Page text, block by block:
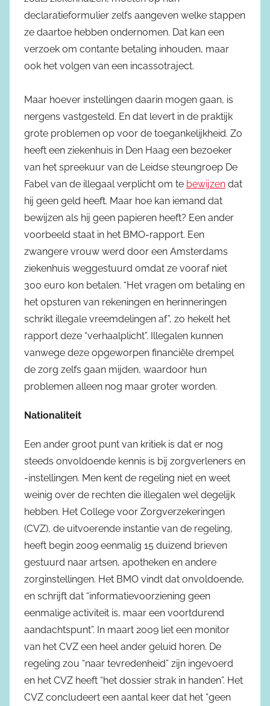
declaratieformulier zelfs aangeven welke stappen
ze daartoe hebben ondernomen. Dat kan een
verzoek om contante betaling inhouden, maar
ook het volgen van een incassotraject.
Maar hoever instellingen daarin mogen gaan, is
nergens vastgesteld. En dat levert in de praktijk
grote problemen op voor de toegankelijkheid. Zo
heeft een ziekenhuis in Den Haag een bezoeker
van het spreekuur van de Leidse steungroep De
Fabel van de illegaal verplicht om te bewijzen dat
hij geen geld heeft. Maar hoe kan iemand dat
bewijzen als hij geen papieren heeft? Een ander
voorbeeld staat in het BMO-rapport. Een
zwangere vrouw werd door een Amsterdams
ziekenhuis weggestuurd omdat ze vooraf niet
300 euro kon betalen. “Het vragen om betaling en
het opsturen van rekeningen en herinneringen
schrikt illegale vreemdelingen af”, zo hekelt het
rapport deze “verhaalplicht”. Illegalen kunnen
vanwege deze opgeworpen financiële drempel
de zorg zelfs gaan mijden, waardoor hun
problemen alleen nog maar groter worden.
Nationaliteit
Een ander groot punt van kritiek is dat er nog
steeds onvoldoende kennis is bij zorgverleners en
-instellingen. Men kent de regeling niet en weet
weinig over de rechten die illegalen wel degelijk
hebben. Het College voor Zorgverzekeringen
(CVZ), de uitvoerende instantie van de regeling,
heeft begin 2009 eenmalig 15 duizend brieven
gestuurd naar artsen, apotheken en andere
zorginstellingen. Het BMO vindt dat onvoldoende,
en schrijft dat “informatievoorziening geen
eenmalige activiteit is, maar een voortdurend
aandachtspunt”. In maart 2009 liet een monitor
van het CVZ een heel ander geluid horen. De
regeling zou “naar tevredenheid” zijn ingevoerd
en het CVZ heeft “het dossier strak in handen”. Het
CVZ concludeert een aantal keer dat het “geen